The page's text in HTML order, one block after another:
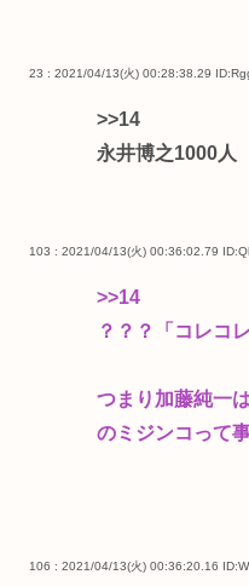
23 : 2021/04/13(火) 00:28:38.29
>>14
永井博之1000人
103 : 2021/04/13(火) 00:36:02.79
>>14
？？？「コレコ
つまり加藤純一
のミジンコって
106 : 2021/04/13(火) 00:36:20.16